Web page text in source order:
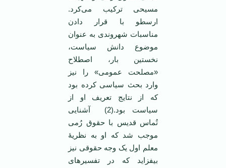
مسیحی ترکیب می‌کرد.
ارسطو با قرار دادن
مناسبات شهروندی به عنوان
موضوع دانش سیاست،
نخستین بار، اصطلاح
«مصلحت عمومی» را نیز
وارد بحث سیاسی کرده بود
که از نتایج تعریف او از
سیاست بود.(2) آشنایی
تُماس قدیس با حقوق رُمی
موجب شد که او به نظریۀ
معلم اول یک وجه حقوقی نیز
بیفزاید که در تفسیرهای